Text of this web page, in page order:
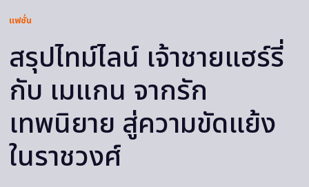
แฟชั่น
สรุปไทม์ไลน์ เจ้าชายแฮร์รี่
กับ เมแกน จากรัก
เทพนิยาย สู่ความขัดแย้ง
ในราชวงศ์